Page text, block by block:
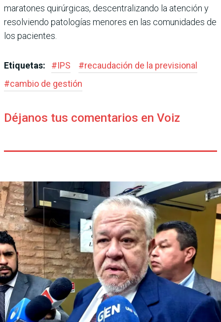
maratones qui­rúrgicas, descentralizando la atención y
resolviendo pato­logías menores en las comu­nidades de
los pacientes.
Etiquetas: #IPS #recaudación de la previsional
#cambio de gestión
Déjanos tus comentarios en Voiz